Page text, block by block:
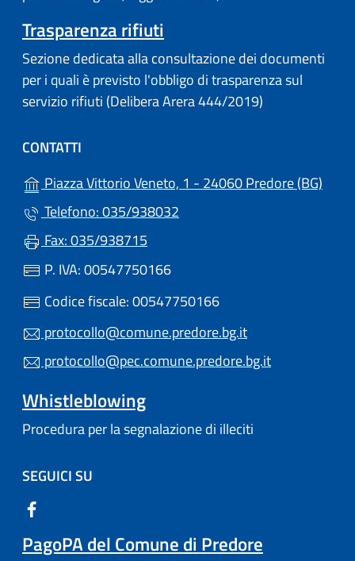
Trasparenza rifiuti
Sezione dedicata alla consultazione dei documenti
per i quali è previsto l'obbligo di trasparenza sul
servizio rifiuti (Delibera Arera 444/2019)
CONTATTI
Piazza Vittorio Veneto, 1 - 24060 Predore (BG)
Telefono: 035/938032
Fax: 035/938715
P. IVA: 00547750166
Codice fiscale: 00547750166
protocollo@comune.predore.bg.it
protocollo@pec.comune.predore.bg.it
Whistleblowing
Procedura per la segnalazione di illeciti
SEGUICI SU
PagoPA del Comune di Predore